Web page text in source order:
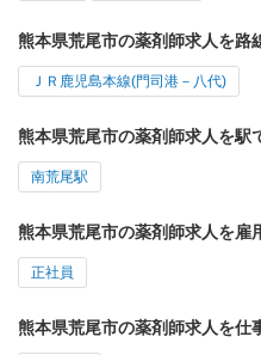
熊本県荒尾市の薬剤師求人を路
ＪＲ鹿児島本線(門司港－八代)
熊本県荒尾市の薬剤師求人を駅
南荒尾駅
熊本県荒尾市の薬剤師求人を雇
正社員
熊本県荒尾市の薬剤師求人を仕